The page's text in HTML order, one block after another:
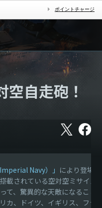
ポイントチャージ
空自走砲！
X フ
ェ
ス
ッ
ク
Navy）」 により登場
載されている空対空ミサイ
て、驚異的な天敵になるこ
カ、ドイツ、イギリス、フ